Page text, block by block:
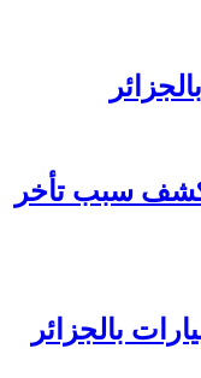
سبب تأخر
بالجزائر